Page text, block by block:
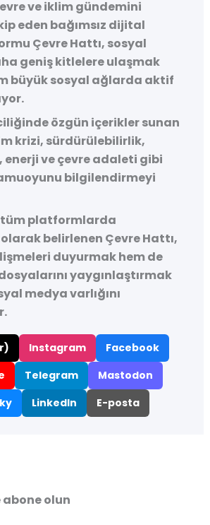
ve iklim gündemini
eden bağımsız dijital
Çevre Hattı, sosyal
geniş kitlelere ulaşmak
büyük sosyal ağlarda aktif
özgün içerikler sunan
krizi, sürdürülebilirlik,
ve çevre adaleti gibi
bilgilendirmeyi
tüm platformlarda
olarak belirlenen Çevre Hattı,
duyurmak hem de
yaygınlaştırmak
medya varlığını
Instagram
Facebook
Telegram
Mastodon
LinkedIn E-posta
olun